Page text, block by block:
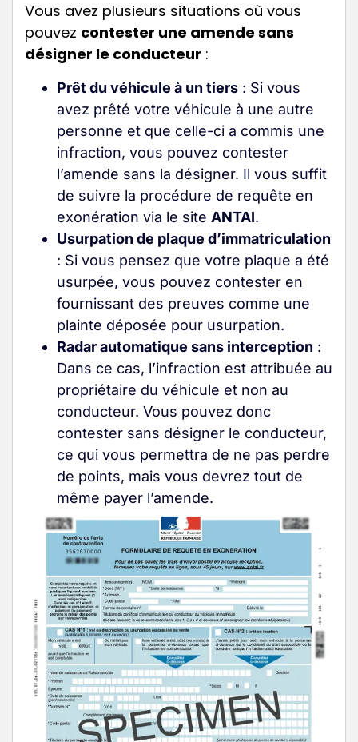
Vous avez plusieurs situations où vous
pouvez contester une amende sans
désigner le conducteur :
Prêt du véhicule à un tiers : Si vous
avez prêté votre véhicule à une autre
personne et que celle-ci a commis une
infraction, vous pouvez contester
l’amende sans la désigner. Il vous suffit
de suivre la procédure de requête en
exonération via le site ANTAI.
Usurpation de plaque d’immatriculation
: Si vous pensez que votre plaque a été
usurpée, vous pouvez contester en
fournissant des preuves comme une
plainte déposée pour usurpation.
Radar automatique sans interception :
Dans ce cas, l’infraction est attribuée au
propriétaire du véhicule et non au
conducteur. Vous pouvez donc
contester sans désigner le conducteur,
ce qui vous permettra de ne pas perdre
de points, mais vous devrez tout de
même payer l’amende.